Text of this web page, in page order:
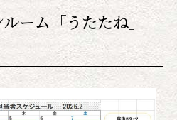
ーム「うたたね」